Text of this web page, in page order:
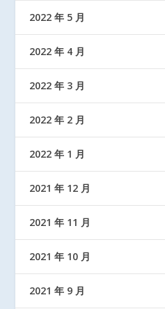
2022 年 5 月
2022 年 4 月
2022 年 3 月
2022 年 2 月
2022 年 1 月
2021 年 12 月
2021 年 11 月
2021 年 10 月
2021 年 9 月